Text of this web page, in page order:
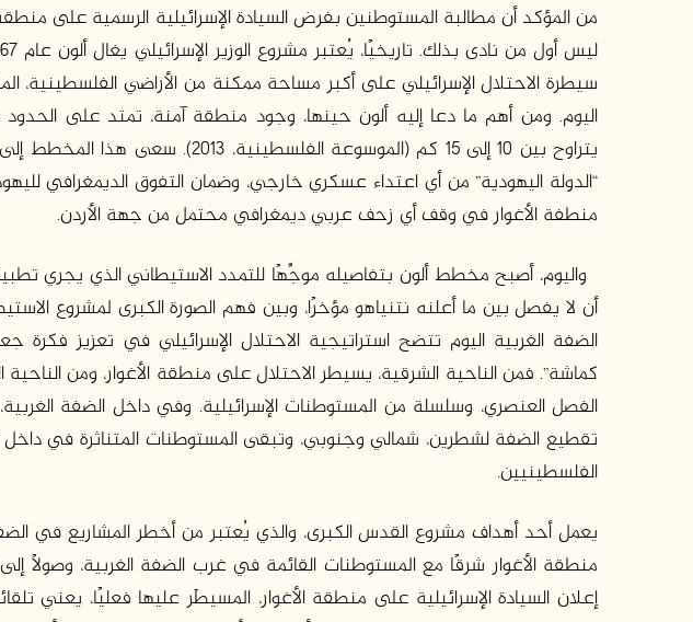
من المؤكد أن مطالبة المستوطنين بفرض السيادة الإسرائيلية الرسمية على
سيطرة الاحتلال الإسرائيلي على أكبر مساحة ممكنة من الأراضي الفلسطينية،
اليوم. ومن أهم ما دعا إليه ألون حينها، وجود منطقة آمنة، تمتد على
يتراوح بين 10 إلى 15 كم (الموسوعة
“الدولة اليهودية” من أي اعتداء عسكري خارجي، وضمان التفوق الديمغرافي
منطفة الأغوار في وقف أي زحف عربي ديمغرافي محتمل من جهة الأردن.
واليوم، أصبح مخطط ألون بتفاصيله موجِّهًا للتمدد الاستيطاني الذي يجري
أن لا يفصل بين ما أعلنه نتنياهو مؤخرًا، وبين فهم الصورة الكبرى لمشروع
الضفة الغربية اليوم تتضح استراتيجية الاحتلال الإسرائيلي في تعزيز
كماشة”. فمن الناحية الشرقية، يسيطر الاحتلال على منطقة الأغوار، ومن الناحية
الفصل العنصري، وسلسلة من المستوطنات الإسرائيلية. وفي داخل الضفة
تقطيع الضفة لشطرين، شمالي وجنوبي، وتبقى المستوطنات المتناثرة في
الفلسطينيين.
يعمل أحد أهداف مشروع القدس الكبرى، والذي يُعتبر من أخطر المشاريع في
منطقة الأغوار شرقًا مع المستوطنات القائمة في غرب الضفة الغربية، وصولًا
إعلان السيادة الإسرائيلية على منطقة الأغوار، المسيطَر عليها فعليًا، يعني